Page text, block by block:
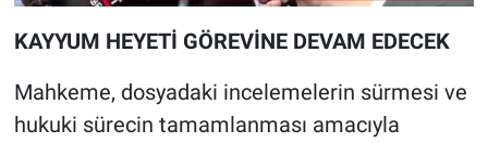
KAYYUM HEYETİ GÖREVİNE DEVAM EDECEK
Mahkeme, dosyadaki incelemelerin sürmesi ve
hukuki sürecin tamamlanması amacıyla